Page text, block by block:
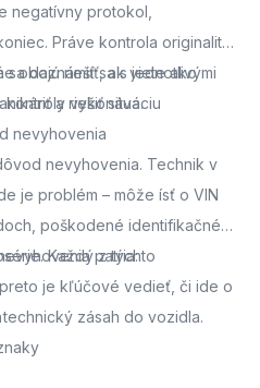
negatívny protokol,
Práve kontrola originality
sa dajú riešiť, ak viete ako
a riešiť situáciu
oboznámiť sa s jednotlivými
kontroly vykonáva.
nevyhovenia
nevyhovenia. Technik v
je problém – môže ísť o VIN
poškodené identifikačné
Každý z týchto
je kľúčové vedieť, či ide o
zásah do vozidla.
patria: